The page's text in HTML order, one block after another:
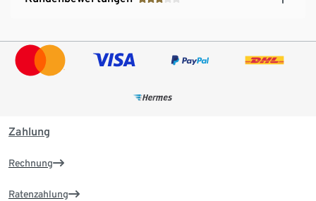
Zahlung
Rechnung
Ratenzahlung